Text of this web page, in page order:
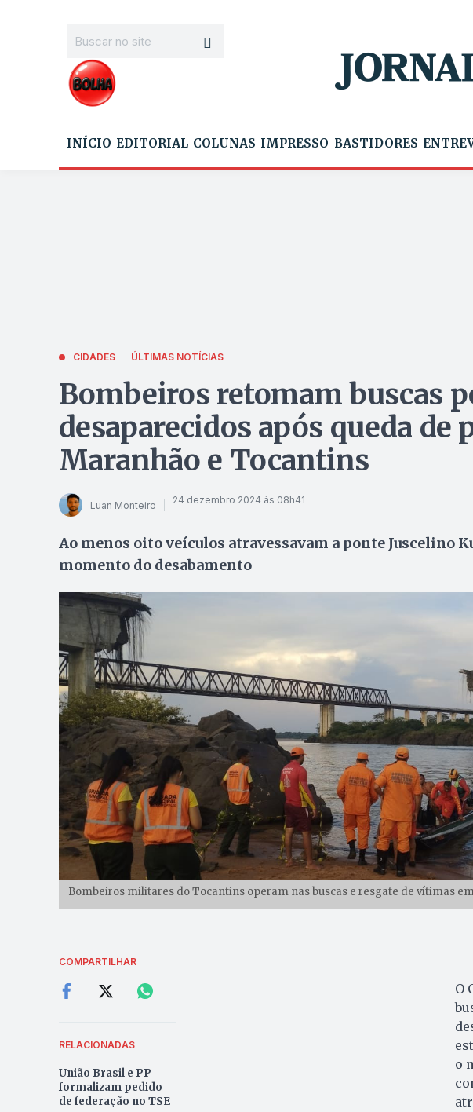
INÍCIO EDITORIAL COLUNAS IMPRESSO BASTIDORES
CIDADES ÚLTIMAS NOTÍCIAS
Bombeiros retomam buscas
desaparecidos após queda de
Maranhão e Tocantins
Luan Monteiro 24 dezembro 2024 às 08h41
Ao menos oito veículos atravessavam a ponte Juscelino
momento do desabamento
Bombeiros militares do Tocantins operam nas buscas e resgate de vítimas
COMPARTILHAR
RELACIONADAS
União Brasil e PP
formalizam pedido
de federação no TSE
O
o